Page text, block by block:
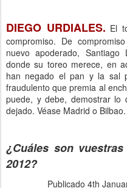
DIEGO URDIALES. El
compromiso. De
nuevo apoderado,
donde su toreo merece, en
han negado el pan y la sal
fraudulento que premia al
puede, y debe, demostrar lo
dejado. Véase Madrid o
¿Cuáles son
2012?
Publicado 4th